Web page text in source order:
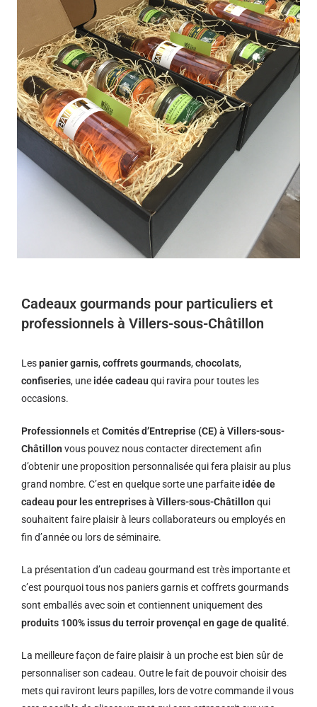
Cadeaux gourmands pour particuliers et
professionnels à Villers-sous-Châtillon
Lespanier garnis,coffrets gourmands,chocolats,
confiseries, une idée cadeau qui ravira pour toutes les
occasions.
Professionnelset Comités d’Entreprise (CE) à Villers-sous-
Châtillon vous pouvez nous contacter directement afin
d’obtenir une proposition personnalisée qui fera plaisir au plus
grand nombre. C’est en quelque sorte une parfaite idée de
cadeau pour les entreprises à Villers-sous-Châtillon qui
souhaitent faire plaisir à leurs collaborateurs ou employés en
fin d’année ou lors de séminaire.
La présentation d’un cadeau gourmand est très importante et
c’est pourquoi tous nos paniers garnis et coffrets gourmands
sont emballés avec soin et contiennent uniquement des
produits 100% issus du terroir provençal en gage de qualité.
La meilleure façon de faire plaisir à un proche est bien sûr de
personnaliser son cadeau. Outre le fait de pouvoir choisir des
mets qui raviront leurs papilles, lors de votre commande il vous